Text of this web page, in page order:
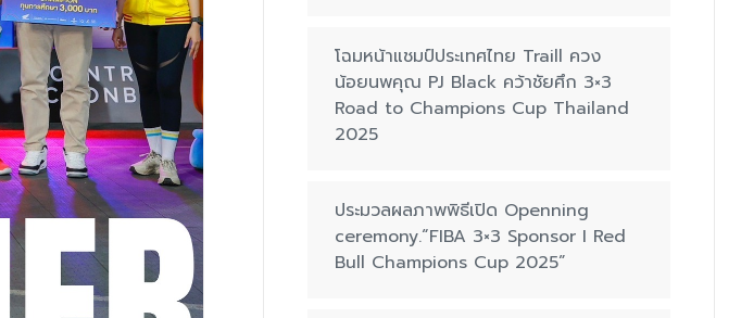
โฉมหน้าแชมป์ประเทศไทย Traill ควง
น้อยนพคุณ PJ Black คว้าชัยศึก 3×3
Road to Champions Cup Thailand
2025
ประมวลผลภาพพิธีเปิด Openning
ceremony.“FIBA 3×3 Sponsor I Red
Bull Champions Cup 2025”